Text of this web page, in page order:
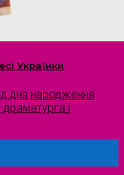
Українки
дня народження
драматурга і